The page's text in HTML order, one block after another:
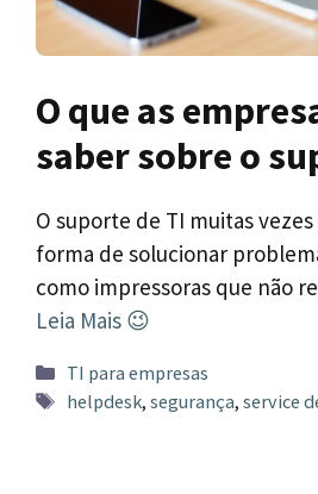
O que as
saber sobre o
O suporte de TI muitas
forma de solucionar
como impressoras que não
Leia Mais 😉
Categorias
TI para empresas
Tags
helpdesk, segurança, service